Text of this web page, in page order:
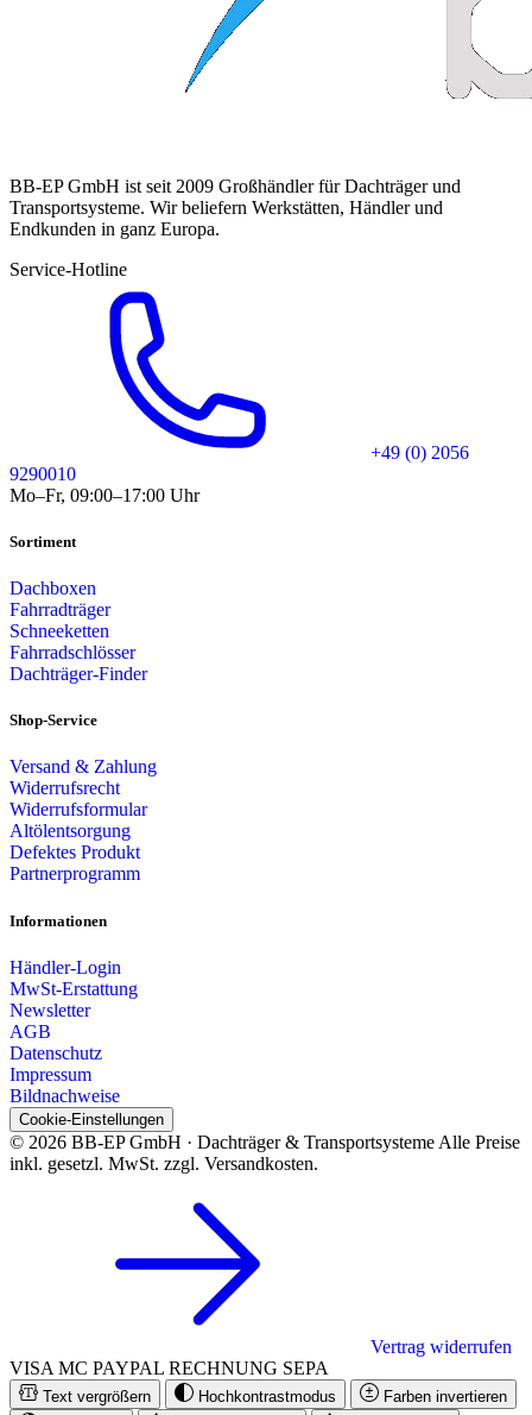
BB-EP GmbH ist seit 2009 Großhändler für Dachträger und
Transportsysteme. Wir beliefern Werkstätten, Händler und
Endkunden in ganz Europa.
Service-Hotline
+49 (0) 2056
9290010
Mo–Fr, 09:00–17:00 Uhr
Sortiment
Dachboxen
Fahrradträger
Schneeketten
Fahrradschlösser
Dachträger-Finder
Shop-Service
Versand & Zahlung
Widerrufsrecht
Widerrufsformular
Altölentsorgung
Defektes Produkt
Partnerprogramm
Informationen
Händler-Login
MwSt-Erstattung
Newsletter
AGB
Datenschutz
Impressum
Bildnachweise
Cookie-Einstellungen
© 2026 BB-EP GmbH · Dachträger & Transportsysteme Alle Preise
inkl. gesetzl. MwSt. zzgl. Versandkosten.
Vertrag widerrufen
VISA MC PAYPAL RECHNUNG SEPA
Text vergrößern Hochkontrastmodus
Farben invertieren